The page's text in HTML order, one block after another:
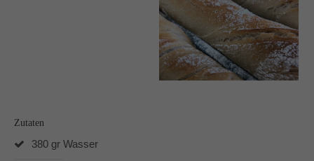
maren@technikgenuss.de
Dabei unterstützen mich vor allem die Produkte von
Zutaten
380 gr Wasser